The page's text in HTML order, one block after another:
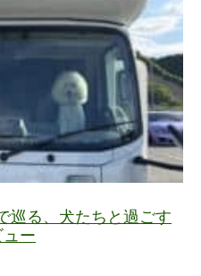
巡る、犬たちと過ごす
ー